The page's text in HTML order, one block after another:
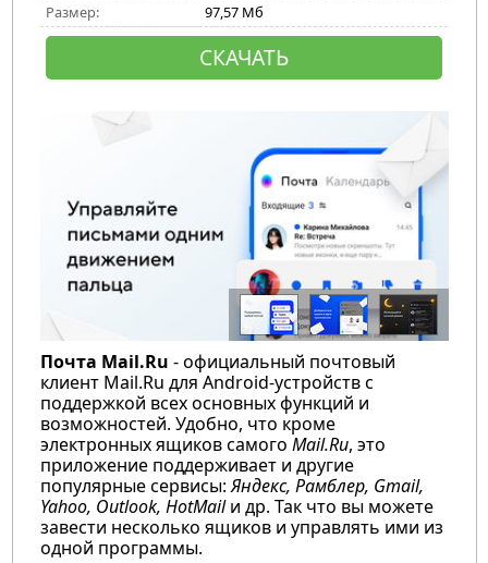
Размер: 97,57 Мб
СКАЧАТЬ
Почта Mail.Ru - официальный почтовый
клиент Mail.Ru для Android-устройств с
поддержкой всех основных функций и
возможностей. Удобно, что кроме
электронных ящиков самого Mail.Ru, это
приложение поддерживает и другие
популярные сервисы:Яндекс, Рамблер, Gmail,
Yahoo, Outlook, HotMailи др. Так что вы можете
завести несколько ящиков и управлять ими из
одной программы.